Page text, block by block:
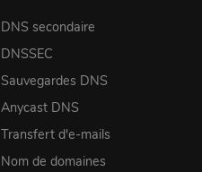
DNS secondaire
DNSSEC
Sauvegardes DNS
Anycast DNS
Transfert d'e-mails
Nom de domaines